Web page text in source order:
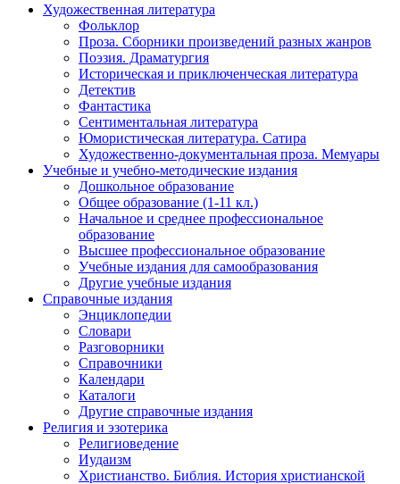
Художественная литература
Фольклор
Проза. Сборники произведений разных жанров
Поэзия. Драматургия
Историческая и приключенческая литература
Детектив
Фантастика
Сентиментальная литература
Юмористическая литература. Сатира
Художественно-документальная проза. Мемуары
Учебные и учебно-методические издания
Дошкольное образование
Общее образование (1-11 кл.)
Начальное и среднее профессиональное
образование
Высшее профессиональное образование
Учебные издания для самообразования
Другие учебные издания
Справочные издания
Энциклопедии
Словари
Разговорники
Справочники
Календари
Каталоги
Другие справочные издания
Религия и эзотерика
Религиоведение
Иудаизм
Христианство. Библия. История христианской